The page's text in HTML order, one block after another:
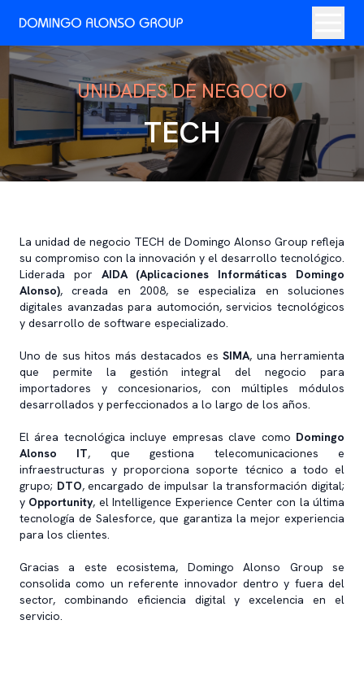
UNIDADES DE NEGOCIO
TECH
La unidad de negocio TECH de Domingo Alonso Group refleja
su compromiso con la innovación y el desarrollo tecnológico.
Liderada por AIDA (Aplicaciones Informáticas Domingo
Alonso), creada en 2008, se especializa en soluciones
digitales avanzadas para automoción, servicios tecnológicos
y desarrollo de software especializado.
Uno de sus hitos más destacados esSIMA, una herramienta
que permite la gestión integral del negocio para
importadores y concesionarios, con múltiples módulos
desarrollados y perfeccionados a lo largo de los años.
El área tecnológica incluye empresas clave como Domingo
Alonso IT, que gestiona telecomunicaciones e
infraestructuras y proporciona soporte técnico a todo el
grupo; DTO, encargado de impulsar la transformación digital;
y Opportunity, el Intelligence Experience Center con la última
tecnología de Salesforce, que garantiza la mejor experiencia
para los clientes.
Gracias a este ecosistema, Domingo Alonso Group se
consolida como un referente innovador dentro y fuera del
sector, combinando eficiencia digital y excelencia en el
servicio.